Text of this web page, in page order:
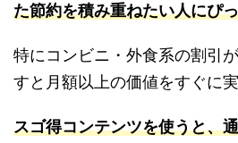
た節約を積み重ねたい人にぴ
特にコンビニ・外食系の割引
すと月額以上の価値をすぐに実
スゴ得コンテンツを使うと、